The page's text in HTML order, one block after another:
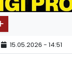
15.05.2026 - 14:51